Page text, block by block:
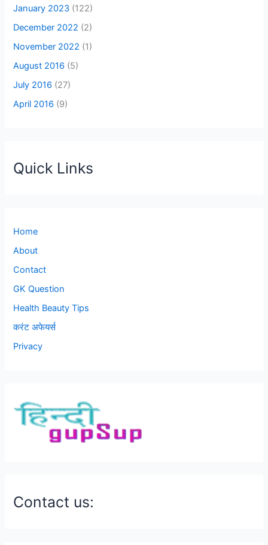
January 2023 (122)
December 2022 (2)
November 2022 (1)
August 2016 (5)
July 2016 (27)
April 2016 (9)
Quick Links
Home
About
Contact
GK Question
Health Beauty Tips
करंट अफेयर्स
Privacy
Contact us: